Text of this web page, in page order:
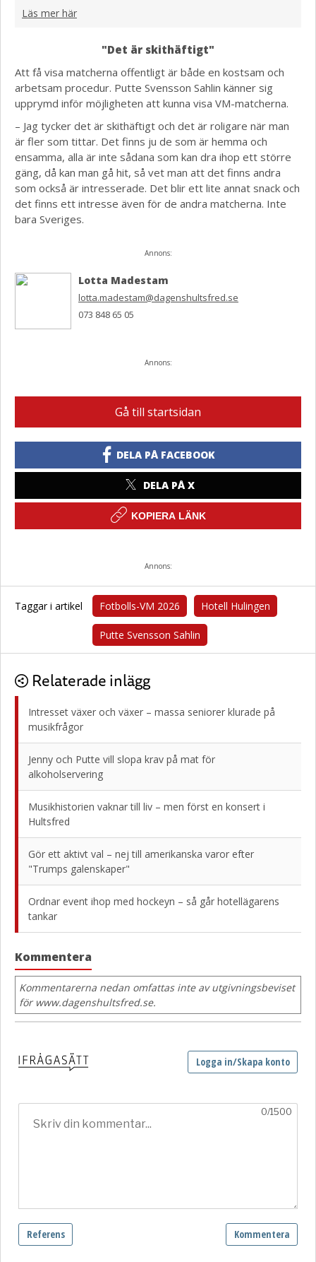
Läs mer här
"Det är skithäftigt"
Att få visa matcherna offentligt är både en kostsam och
arbetsam procedur. Putte Svensson Sahlin känner sig
upprymd inför möjligheten att kunna visa VM-matcherna.
– Jag tycker det är skithäftigt och det är roligare när man
är fler som tittar. Det finns ju de som är hemma och
ensamma, alla är inte sådana som kan dra ihop ett större
gäng, då kan man gå hit, så vet man att det finns andra
som också är intresserade. Det blir ett lite annat snack och
det finns ett intresse även för de andra matcherna. Inte
bara Sveriges.
Annons:
Lotta Madestam
lotta.madestam@dagenshultsfred.se
073 848 65 05
Annons:
Gå till startsidan
DELA PÅ FACEBOOK
DELA PÅ X
KOPIERA LÄNK
Annons:
Taggar i artikel Fotbolls-VM 2026 Hotell Hulingen
Putte Svensson Sahlin
Relaterade inlägg
Intresset växer och växer – massa seniorer klurade på
musikfrågor
Jenny och Putte vill slopa krav på mat för
alkoholservering
Musikhistorien vaknar till liv – men först en konsert i
Hultsfred
Gör ett aktivt val – nej till amerikanska varor efter
"Trumps galenskaper"
Ordnar event ihop med hockeyn – så går hotellägarens
tankar
Kommentera
Kommentarerna nedan omfattas inte av utgivningsbeviset
för www.dagenshultsfred.se.